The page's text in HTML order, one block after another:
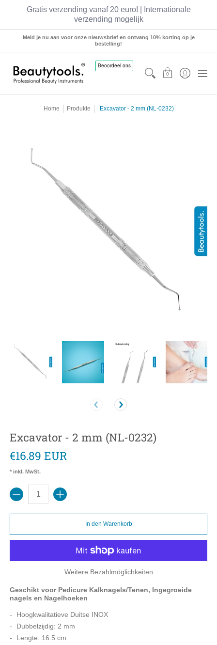
Gratis verzending vanaf 20 euro! | Internationale
verzending mogelijk
Sets Manicure Pedicure Hairstyling
Meld je nu aan voor onze nieuwsbrief en ontvang 10% korting op je
bestelling!
0
Home Produkte Excavator - 2 mm (NL-0232)
Excavator - 2 mm (NL-0232)
€16.89 EUR
* inkl. MwSt.
Menge
In den Warenkorb
Weitere Bezahlmöglichkeiten
Geschikt voor Pedicure Kalknagels/Tenen, Ingegroeide
nagels en Nagelhoeken
Hoogkwalitatieve Duitse INOX
Dubbelzijdig: 2 mm
Lengte: 16.5 cm